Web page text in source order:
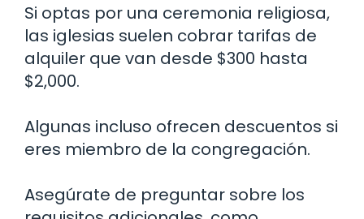
Si optas por una ceremonia religiosa,
las iglesias suelen cobrar tarifas de
alquiler que van desde $300 hasta
$2,000.
Algunas incluso ofrecen descuentos si
eres miembro de la congregación.
Asegúrate de preguntar sobre los